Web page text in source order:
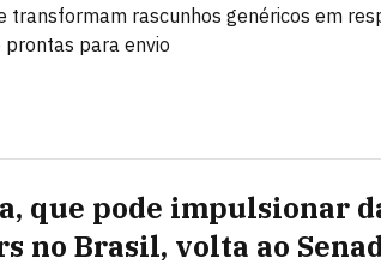
transformam rascunhos genéricos em
prontas para envio
que pode impulsionar
no Brasil, volta ao